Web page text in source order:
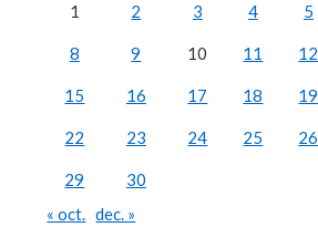
1
2 3 4 5
8 9 10 11 12
15 16 17 18 19
22 23 24 25 26
29
30
« oct. dec. »